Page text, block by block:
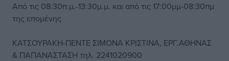
Από τις 08:30π.μ.-13:30μ.μ. και από τις 17:00μμ-08:30πμ
της επομένης
ΚΑΤΣΟΥΡΑΚΗ-ΠΕΝΤΕ ΣΙΜΟΝΑ ΚΡΙΣΤΙΝΑ, ΕΡΓ.ΑΘΗΝΑΣ
& ΠΑΠΑΝΑΣΤΑΣΗ τηλ. 2241020900